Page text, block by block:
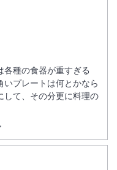
種の食器が重すぎる
いプレートは何とかなら
して、その分更に料理の